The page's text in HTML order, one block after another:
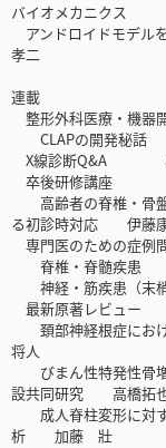
バイオメカニクス
アンドロイドモデ
孝二
連載
整形外科医療・機器
CLAPの開発秘話
X線診断Q&A 小
卒後研修講座
高齢者の脊椎・骨盤
る初診時対応 伊藤
専門医のための症例
脊椎・脊髄疾患
神経・筋疾患（末
最新原著レビュー
頚部神経根症にお
将人
びまん性特発性骨
設共同研究 高橋拓
成人脊柱変形に対
析 加藤 壯